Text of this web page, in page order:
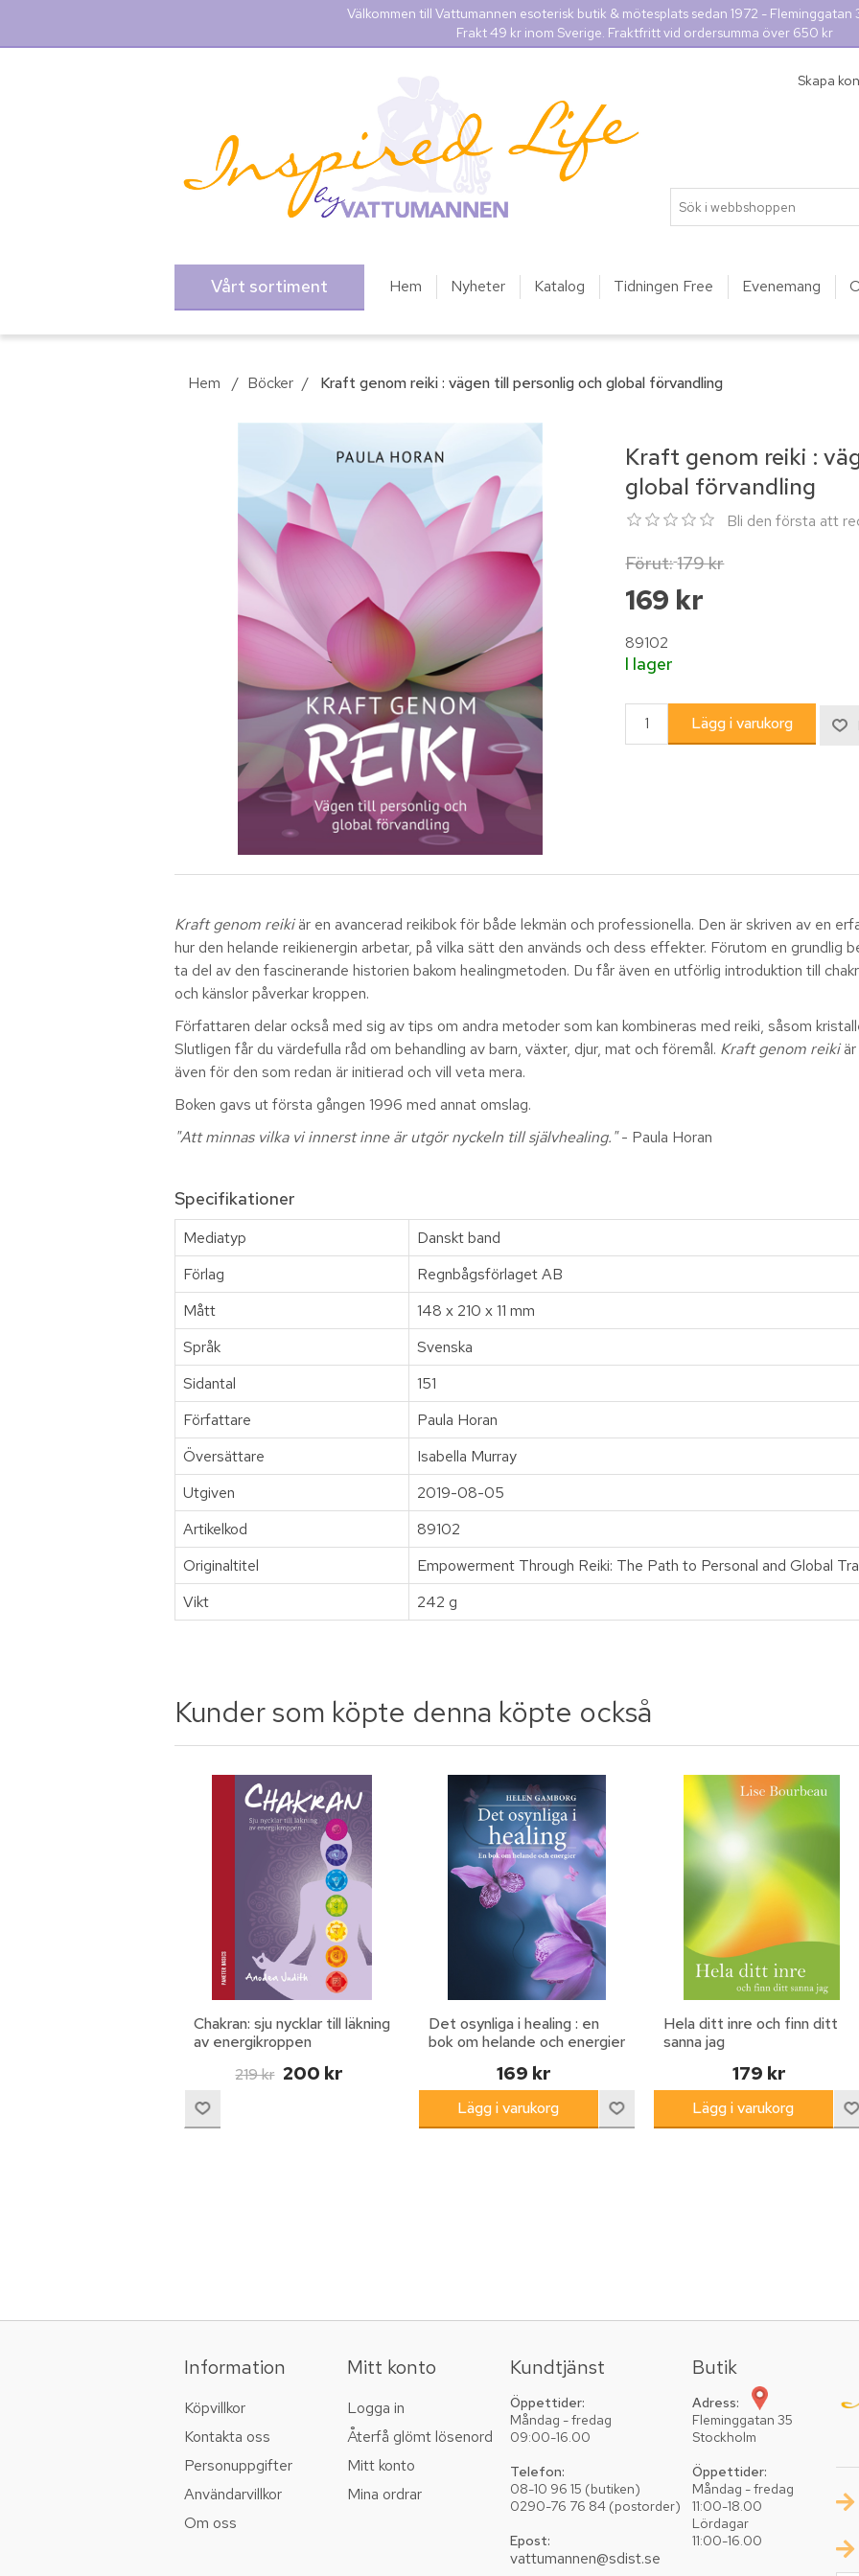
Välkommen till Vattumannen esoterisk butik & mötesplats sedan 1972 - Fleminggatan
Frakt 49 kr inom Sverige. Fraktfritt vid ordersumma över 650 kr
Skapa
Vårt sortiment Hem Nyheter Katalog Tidningen Free Evenemang
Hem / Böcker / Kraft genom reiki : vägen till personlig och global förvandling
Kraft genom reiki :
global förvandling
Bli den första att
Förut:179 kr
169 kr
89102
I lager
Kraft genom reikiär en avancerad reikibok för både lekmän och professionella. Den är skriven av en
hur den helande reikienergin arbetar, på vilka sätt den används och dess effekter. Förutom en grundlig
ta del av den fascinerande historien bakom healingmetoden. Du får även en utförlig introduktion till
och känslor påverkar kroppen.
Författaren delar också med sig av tips om andra metoder som kan kombineras med reiki, såsom
Slutligen får du värdefulla råd om behandling av barn, växter, djur, mat och föremål. Kraft genom reikiär
även för den som redan är initierad och vill veta mera.
Boken gavs ut första gången 1996 med annat omslag.
"Att minnas vilka vi innerst inne är utgör nyckeln till självhealing."- Paula Horan
Specifikationer
Mediatyp
Danskt band
Förlag
Regnbågsförlaget AB
Mått
148 x 210 x 11 mm
Språk
Svenska
Sidantal
151
Författare
Paula Horan
Översättare
Isabella Murray
Utgiven
2019-08-05
Artikelkod
89102
Originaltitel
Empowerment Through Reiki: The Path to Personal and Global
Vikt
242 g
Kunder som köpte denna köpte också
Chakran: sju nycklar till läkning
av energikroppen
219 kr 200 kr
Det osynliga i healing : en
bok om helande och energier
169 kr
Hela ditt inre och finn ditt
sanna jag
179 kr
Information
Köpvillkor
Kontakta oss
Personuppgifter
Användarvillkor
Om oss
Mitt konto
Logga in
Återfå glömt lösenord
Mitt konto
Mina ordrar
Kundtjänst
Öppettider:
Måndag - fredag
09:00-16.00
Telefon:
08-10 96 15 (butiken)
0290-76 76 84 (postorder)
Epost:
vattumannen@sdist.se
Butik
Adress:
Fleminggatan 35
Stockholm
Öppettider:
Måndag - fredag
11:00-18.00
Lördagar
11:00-16.00